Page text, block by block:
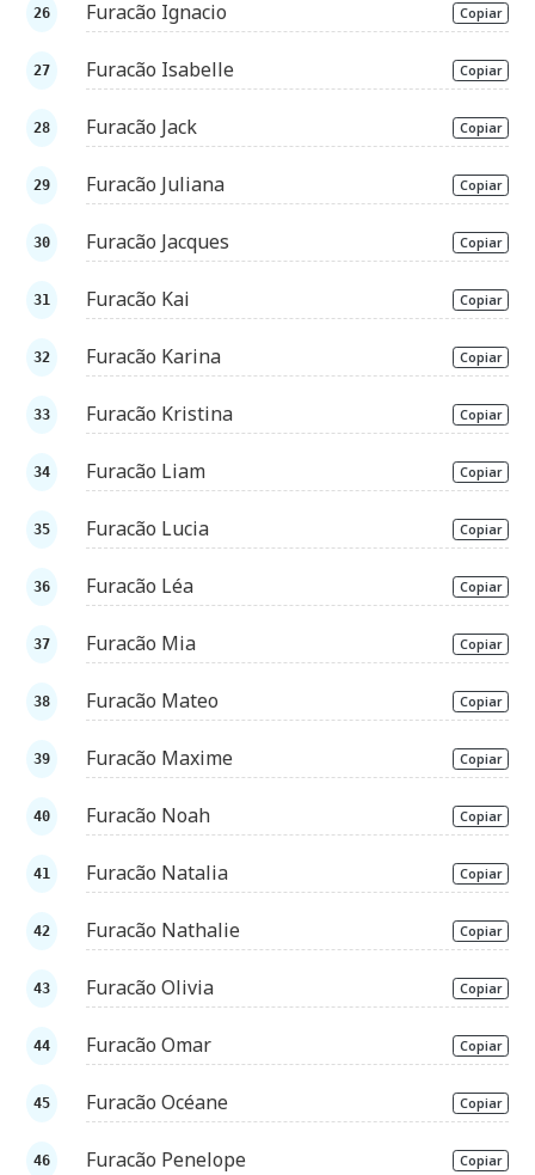
Furacão Ignacio Copiar
Furacão Isabelle Copiar
Furacão Jack Copiar
Furacão Juliana Copiar
Furacão Jacques Copiar
Furacão Kai Copiar
Furacão Karina Copiar
Furacão Kristina Copiar
Furacão Liam Copiar
Furacão Lucia Copiar
Furacão Léa Copiar
Furacão Mia Copiar
Furacão Mateo Copiar
Furacão Maxime Copiar
Furacão Noah Copiar
Furacão Natalia Copiar
Furacão Nathalie Copiar
Furacão Olivia Copiar
Furacão Omar Copiar
Furacão Océane Copiar
Furacão Penelope Copiar